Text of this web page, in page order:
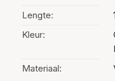
Lengte:
Kleur:
Materiaal: